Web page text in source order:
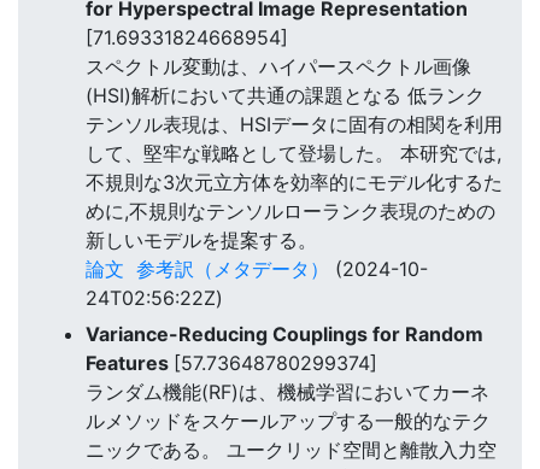
for Hyperspectral Image Representation
[71.69331824668954]
スペクトル変動は、ハイパースペクトル画像
(HSI)解析において共通の課題となる 低ランク
テンソル表現は、HSIデータに固有の相関を利用
して、堅牢な戦略として登場した。 本研究では,
不規則な3次元立方体を効率的にモデル化するた
めに,不規則なテンソルローランク表現のための
新しいモデルを提案する。
論文 参考訳（メタデータ）
(2024-10-
24T02:56:22Z)
Variance-Reducing Couplings for Random
Features [57.73648780299374]
ランダム機能(RF)は、機械学習においてカーネ
ルメソッドをスケールアップする一般的なテク
ニックである。 ユークリッド空間と離散入力空